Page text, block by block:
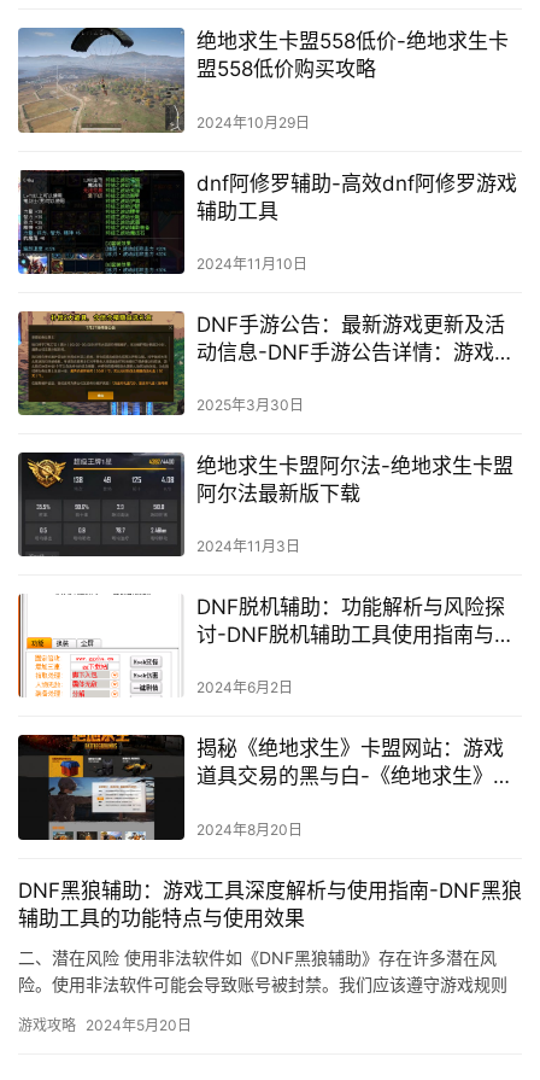
绝地求生卡盟558低价-绝地求生卡
盟558低价购买攻略
2024年10月29日
dnf阿修罗辅助-高效dnf阿修罗游戏
辅助工具
2024年11月10日
DNF手游公告：最新游戏更新及活
动信息-DNF手游公告详情：游戏更
2025年3月30日
绝地求生卡盟阿尔法-绝地求生卡盟
阿尔法最新版下载
2024年11月3日
DNF脱机辅助：功能解析与风险探
讨-DNF脱机辅助工具使用指南与注
2024年6月2日
揭秘《绝地求生》卡盟网站：游戏
道具交易的黑与白-《绝地求生》玩
与风险警示
2024年8月20日
DNF黑狼辅助：游戏工具深度解析与使用指南-DNF黑狼
辅助工具的功能特点与使用效果
二、潜在风险 使用非法软件如《DNF黑狼辅助》存在许多潜在风
险。使用非法软件可能会导致账号被封禁。我们应该遵守游戏规则
游戏攻略 2024年5月20日